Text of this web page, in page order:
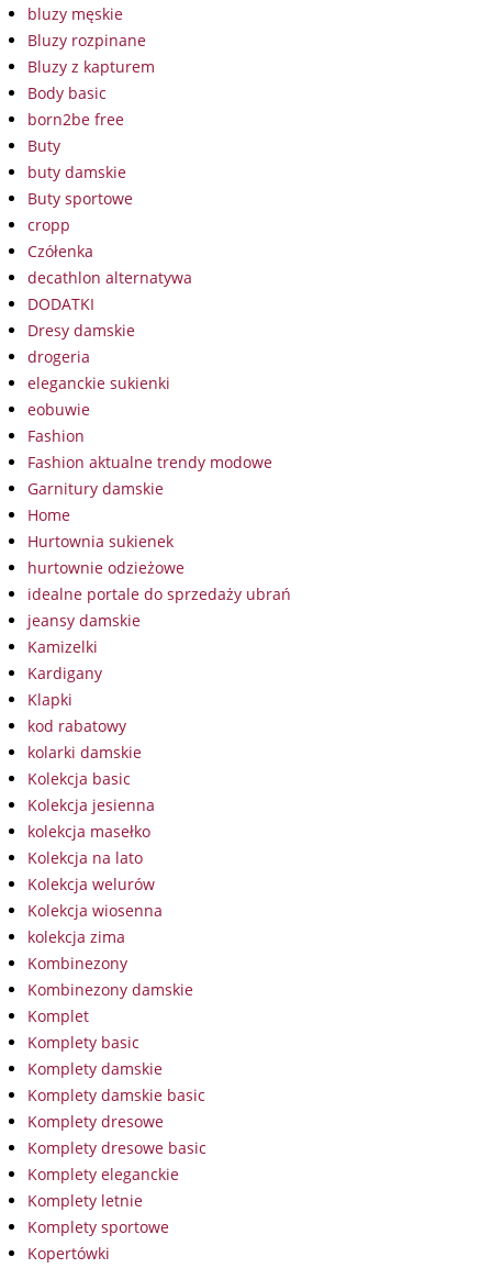
bluzy męskie
Bluzy rozpinane
Bluzy z kapturem
Body basic
born2be free
Buty
buty damskie
Buty sportowe
cropp
Czółenka
decathlon alternatywa
DODATKI
Dresy damskie
drogeria
eleganckie sukienki
eobuwie
Fashion
Fashion aktualne trendy modowe
Garnitury damskie
Home
Hurtownia sukienek
hurtownie odzieżowe
idealne portale do sprzedaży ubrań
jeansy damskie
Kamizelki
Kardigany
Klapki
kod rabatowy
kolarki damskie
Kolekcja basic
Kolekcja jesienna
kolekcja masełko
Kolekcja na lato
Kolekcja welurów
Kolekcja wiosenna
kolekcja zima
Kombinezony
Kombinezony damskie
Komplet
Komplety basic
Komplety damskie
Komplety damskie basic
Komplety dresowe
Komplety dresowe basic
Komplety eleganckie
Komplety letnie
Komplety sportowe
Kopertówki